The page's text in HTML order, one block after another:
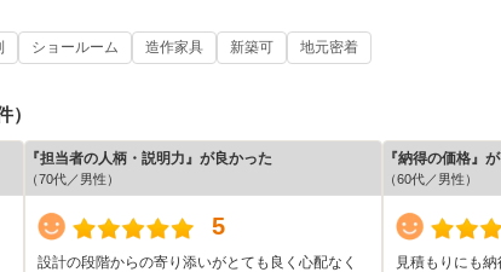
ショールーム 造作家具 新築可 地元密着
）
『担当者の人柄・説明力』が良かった
（70代／男性）
5
設計の段階からの寄り添いがとても良く心配なく
『納得の価格』
（60代／男性）
見積もりにも